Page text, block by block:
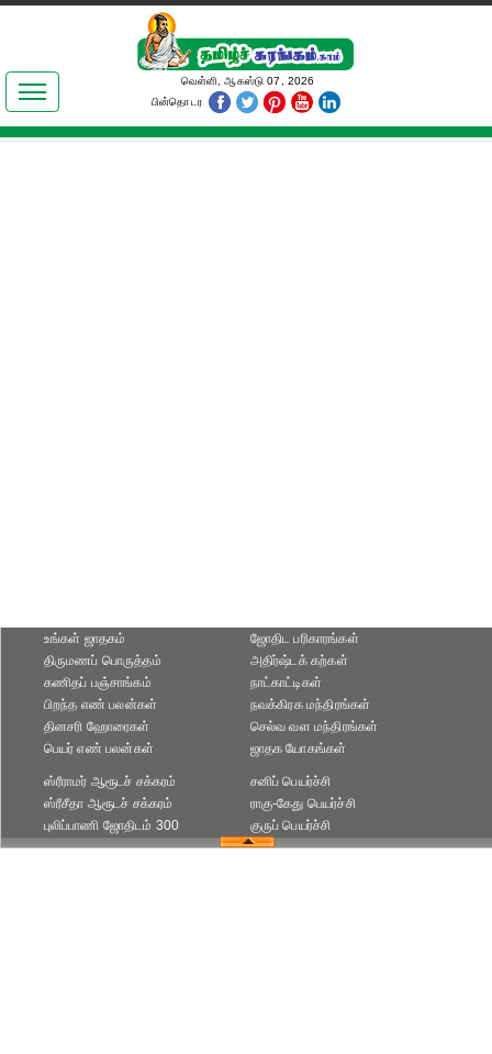
இலக்கியங்கள்
தமிழ் உலகம்
வெள்ளி, ஆகஸ்டு 07, 2026
பின்தொடர
உங்கள் ஜாதகம்
திருமணப் பொருத்தம்
கணிதப் பஞ்சாங்கம்
ஜோதிட ப‌ரிகார‌ங்க‌ள்
அதிர்ஷ்டக் கற்கள்
நாட்காட்டிகள்
பிறந்த எண் பலன்கள்
தினசரி ஹோரைகள்
பெயர் எண் பலன்கள்
நவக்கிரக மந்திரங்கள்
செல்வ வள மந்திரங்கள்
ஜாதக யோகங்கள்
ஸ்ரீராமர் ஆரூடச் சக்கரம்
ஸ்ரீசீதா ஆரூடச் சக்கரம்
புலிப்பாணி ஜோதிடம் 300
சனிப் பெயர்ச்சி
ராகு-கேது பெயர்ச்சி
குருப் பெயர்ச்சி